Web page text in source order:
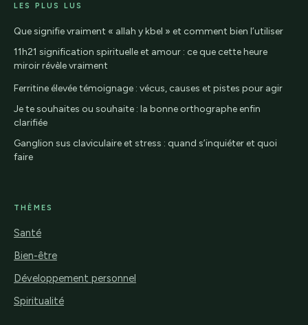
LES PLUS LUS
Que signifie vraiment « allah y kbel » et comment bien l’utiliser
11h21 signification spirituelle et amour : ce que cette heure
miroir révèle vraiment
Ferritine élevée témoignage : vécus, causes et pistes pour agir
Je te souhaites ou souhaite : la bonne orthographe enfin
clarifiée
Ganglion sus claviculaire et stress : quand s’inquiéter et quoi
faire
THÈMES
Santé
Bien-être
Développement personnel
Spiritualité